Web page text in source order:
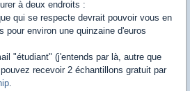
à deux endroits :
qui se respecte devrait pouvoir vous en
pour environ une quinzaine d'euros
"étudiant" (j'entends par là, autre que
recevoir 2 échantillons gratuit par